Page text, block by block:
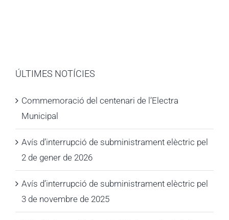
ÚLTIMES NOTÍCIES
Commemoració del centenari de l’Electra
Municipal
Avís d’interrupció de subministrament elèctric pel
2 de gener de 2026
Avís d’interrupció de subministrament elèctric pel
3 de novembre de 2025